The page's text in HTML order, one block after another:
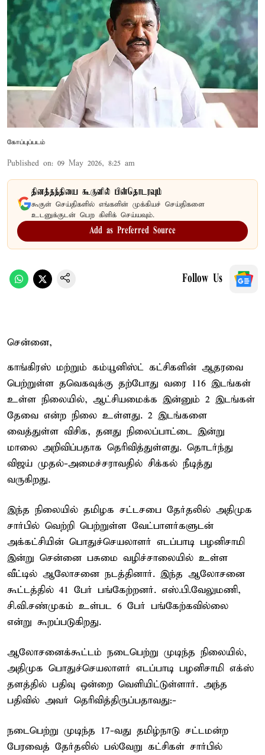
கோப்புப்படம்
Published on: 09 May 2026, 8:25 am
தினத்தந்தியை கூகுளில் பின்தொடரவும்
கூகுள் செய்திகளில் எங்களின் முக்கியச் செய்திகளை
உடனுக்குடன் பெற கிளிக் செய்யவும்.
Add as Preferred Source
Follow Us
சென்னை,
காங்கிரஸ் மற்றும் கம்யூனிஸ்ட் கட்சிகளின் ஆதரவை
பெற்றுள்ள தவெகவுக்கு தற்போது வரை 116 இடங்கள்
உள்ள நிலையில், ஆட்சியமைக்க இன்னும் 2 இடங்கள்
தேவை என்ற நிலை உள்ளது. 2 இடங்களை
வைத்துள்ள விசிக, தனது நிலைப்பாட்டை இன்று
மாலை அறிவிப்பதாக தெரிவித்துள்ளது. தொடர்ந்து
விஜய் முதல்-அமைச்சராவதில் சிக்கல் நீடித்து
வருகிறது.
இந்த நிலையில் தமிழக சட்டசபை தேர்தலில் அதிமுக
சார்பில் வெற்றி பெற்றுள்ள வேட்பாளர்களுடன்
அக்கட்சியின் பொதுச்செயலாளர் எடப்பாடி பழனிசாமி
இன்று சென்னை பசுமை வழிச்சாலையில் உள்ள
வீட்டில் ஆலோசனை நடத்தினார். இந்த ஆலோசனை
கூட்டத்தில் 41 பேர் பங்கேற்றனர். எஸ்.பி.வேலுமணி,
சி.வி.சண்முகம் உள்பட 6 பேர் பங்கேற்கவில்லை
என்று கூறப்படுகிறது.
ஆலோசனைக்கூட்டம் நடைபெற்று முடிந்த நிலையில்,
அதிமுக பொதுச்செயலாளர் எடப்பாடி பழனிசாமி எக்ஸ்
தளத்தில் பதிவு ஒன்றை வெளியிட்டுள்ளார். அந்த
பதிவில் அவர் தெரிவித்திருப்பதாவது:-
நடைபெற்று முடிந்த 17-வது தமிழ்நாடு சட்டமன்ற
பேரவைத் தேர்தலில் பல்வேறு கட்சிகள் சார்பில்